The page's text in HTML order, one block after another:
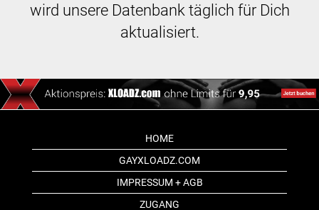
wird unsere Datenbank täglich für Dich
aktualisiert.
HOME
GAYXLOADZ.COM
IMPRESSUM + AGB
ZUGANG